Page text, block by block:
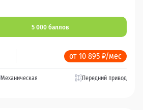
5 000 баллов
от 10 895 ₽/мес
Механическая Передний привод